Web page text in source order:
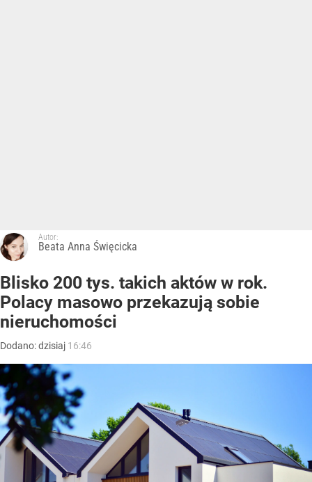
Autor:
Beata Anna Święcicka
Blisko 200 tys. takich aktów w rok.
Polacy masowo przekazują sobie
nieruchomości
Dodano:dzisiaj 16:46